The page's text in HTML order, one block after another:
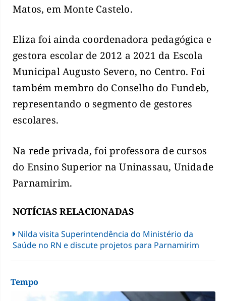
Matos, em Monte Castelo.
Eliza foi ainda coordenadora pedagógica e
gestora escolar de 2012 a 2021 da Escola
Municipal Augusto Severo, no Centro. Foi
também membro do Conselho do Fundeb,
representando o segmento de gestores
escolares.
Na rede privada, foi professora de cursos
do Ensino Superior na Uninassau, Unidade
Parnamirim.
NOTÍCIAS RELACIONADAS
Nilda visita Superintendência do Ministério da
Saúde no RN e discute projetos para Parnamirim
Tempo